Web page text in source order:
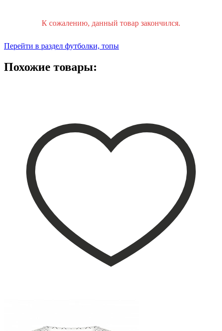
К сожалению, данный товар закончился.
Перейти в раздел футболки, топы
Похожие товары: